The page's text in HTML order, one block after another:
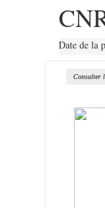
Date de la
Consulter